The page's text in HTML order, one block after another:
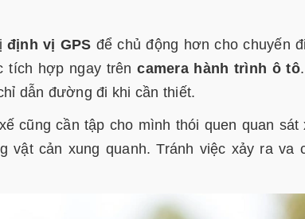
định vị GPS để chủ động hơn cho chuyến
tích hợp ngay trêncamera hành trình ô tô
dẫn đường đi khi cần thiết.
cũng cần tập cho mình thói quen quan sát
vật cản xung quanh. Tránh việc xảy ra va